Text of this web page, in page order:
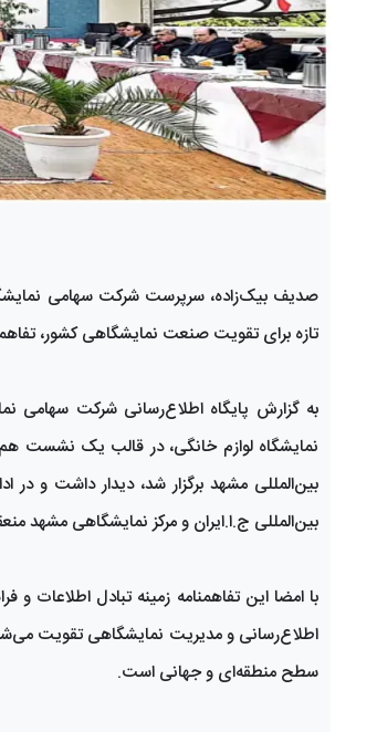
صدیف بیک‌زاده، سرپرست شرکت سهامی
تازه برای تقویت صنعت نمایشگاهی کشور،
به گزارش پایگاه اطلاع‌رسانی شرکت سهامی
نمایشگاه لوازم خانگی، در قالب یک نشست
بین‌المللی مشهد برگزار شد، دیدار داشت و
بین‌المللی ج.ا.ایران و مرکز نمایشگاهی مشهد
با امضا این تفاهمنامه زمینه تبادل اطلاعات
اطلاع‌رسانی و مدیریت نمایشگاهی تقویت
سطح منطقه‌ای و جهانی است.